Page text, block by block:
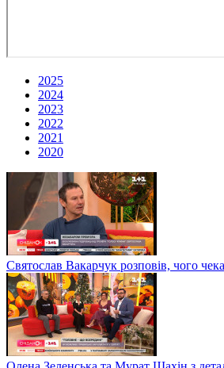
2025
2024
2023
2022
2021
2020
Святослав Вакарчук розповів, чого